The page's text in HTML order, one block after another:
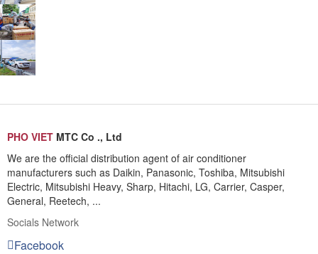
PHO VIET MTC Co ., Ltd
We are the official distribution agent of air conditioner
manufacturers such as Daikin, Panasonic, Toshiba, Mitsubishi
Electric, Mitsubishi Heavy, Sharp, Hitachi, LG, Carrier, Casper,
General, Reetech, ...
Socials Network
Facebook